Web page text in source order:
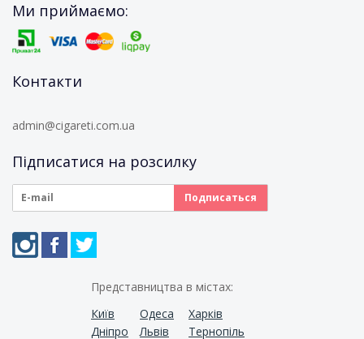
Ми приймаємо:
Контакти
admin@cigareti.com.ua
Підписатися на розсилку
Представництва в містах:
Київ
Одеса
Харків
Дніпро
Львів Тернопіль